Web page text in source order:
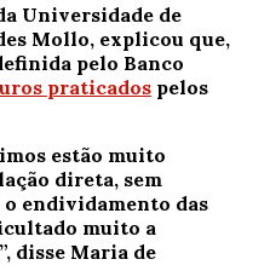
Universidade de
Mollo, explicou que,
pelo Banco
praticados pelos
estão muito
direta, sem
endividamento das
muito a
disse Maria de